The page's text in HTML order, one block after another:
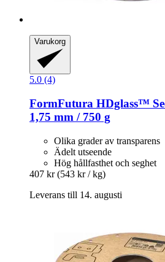
Varukorg
5.0 (4)
FormFutura HDglass™
1,75 mm / 750 g
Olika grader av transparens
Ädelt utseende
Hög hållfasthet och seghet
407 kr (543 kr / kg)
Leverans till 14. augusti